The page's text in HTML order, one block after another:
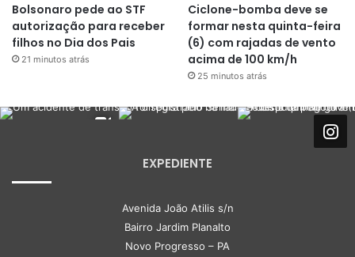
Bolsonaro pede ao STF
autorização para receber
filhos no Dia dos Pais
21 minutos atrás
Ciclone-bomba deve se
formar nesta quinta-feira
(6) com rajadas de vento
acima de 100 km/h
25 minutos atrás
EXPEDIENTE
Avenida João Atilis s/n
Bairro Jardim Planalto
Novo Progresso – PA